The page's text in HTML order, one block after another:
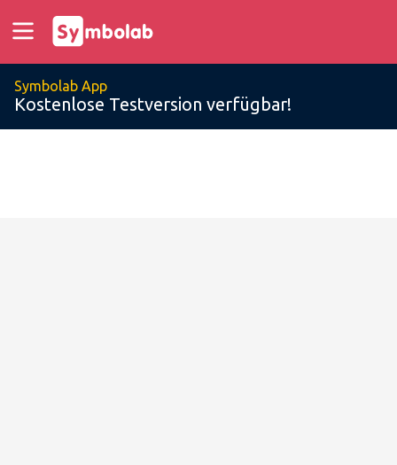
Symbolab App
Kostenlose Testversion verfügbar!